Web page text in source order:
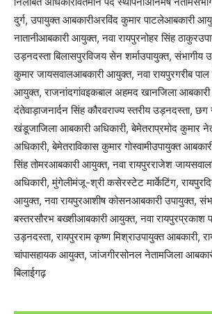
दुर्ग, उपायुक्त आबकारीअरविंद कुमार पाटलेआबकारी
नातानीआबकारी आयुक्त, नवा रायपुरनोहर सिंह
उड़नदस्ता बिलासपुरविजय सेन शर्माउपायुक्त, संभागीय
कुमार जायसवालआबकारी आयुक्त, नवा रायपुरगरीब पाल
आयुक्त, राजनांदगांवइकबाल अहमद खानजिला आबकारी
दंतेवाड़ाजनार्दन सिंह कौरवराज्य स्तरीय उड़नदस्ता, छग
खंडूजाजिला आबकारी अधिकारी, बेमेतराप्रमोद कुमार
अधिकारी, बेमेतराविकास कुमार गोस्वामीउपायुक्त
सिंह तोमरआबकारी आयुक्त, नवा रायपुरराजेश
अधिकारी, मुंगेलीमंजू-श्री कसेरस्टेट मार्केटिंग,
आयुक्त, नवा रायपुरआशीष कोसनआबकारी उपायुक्त,
बस्तरसौरभ बख्शीआबकारी आयुक्त, नवा रायपुरप्रकाश
उड़नदस्ता, रायपुरराम कृष्ण मिश्राउपायुक्त आबकारी,
चांपासहायक आयुक्त, जांजगीरसोनल नेतामजिला
बिलाईगढ़